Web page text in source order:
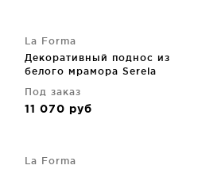
La Forma
Декоративный поднос из
белого мрамора Serela
Под заказ
11 070 руб
La Forma